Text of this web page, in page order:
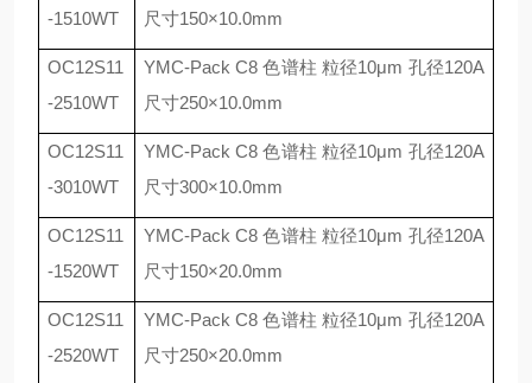
-1510WT
尺寸150×10.0mm
OC12S11
-2510WT
YMC-Pack C8色谱柱 粒径10μm 孔径120A
尺寸250×10.0mm
OC12S11
-3010WT
YMC-Pack C8色谱柱 粒径10μm 孔径120A
尺寸300×10.0mm
OC12S11
-1520WT
YMC-Pack C8色谱柱 粒径10μm 孔径120A
尺寸150×20.0mm
OC12S11
-2520WT
YMC-Pack C8色谱柱 粒径10μm 孔径120A
尺寸250×20.0mm